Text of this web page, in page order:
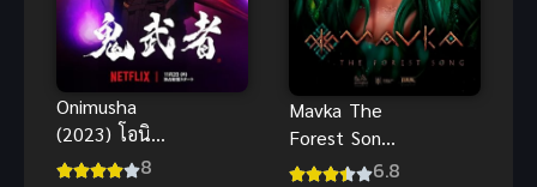
Onimusha
(2023) โอนิมู
ฉะ
8
Mavka The
Forest Song
มาฟก้า เพลง
6.8